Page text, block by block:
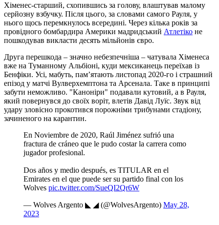
Хіменес-старший, схопившись за голову, влаштував малому
серйозну взбучку. Після цього, за словами самого Рауля, у
нього щось перемкнулось всередині. Через кілька років за
провідного бомбардира Америки мадридський Атлетіко не
пошкодував викласти десять мільйонів євро.
Друга перешкода – значно небезпечніша – чатувала Хіменеса
вже на Туманному Альбіоні, куди мексиканець переїхав із
Бенфіки. Усі, мабуть, пам’ятають листопад 2020-го і страшний
епізод у матчі Вулверхемптона та Арсенала. Таке в принципі
забути неможливо. "Каноніри" подавали кутовий, а в Рауля,
який повернувся до своїх воріт, влетів Давід Луїс. Звук від
удару зловісно прокотився порожніми трибунами стадіону,
зачиненого на карантин.
En Noviembre de 2020, Raúl Jiménez sufrió una
fractura de cráneo que le pudo costar la carrera como
jugador profesional.
Dos años y medio después, es TITULAR en el
Emirates en el que puede ser su partido final con los
Wolves pic.twitter.com/SueQI2Qr6W
— Wolves Argento ◣ ◢ (@WolvesArgento) May 28,
2023